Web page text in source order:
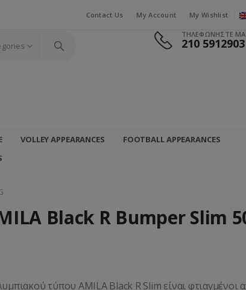
Contact Us My Account My Wishlist
ΤΗΛΕΦΩΝΗΣΤΕ
210 5912903
VOLLEY APPEARANCES
FOOTBALL APPEARANCES
Black R Bumper Slim
τύπου AMILA Black R Slim είναι φτιαγμένοι